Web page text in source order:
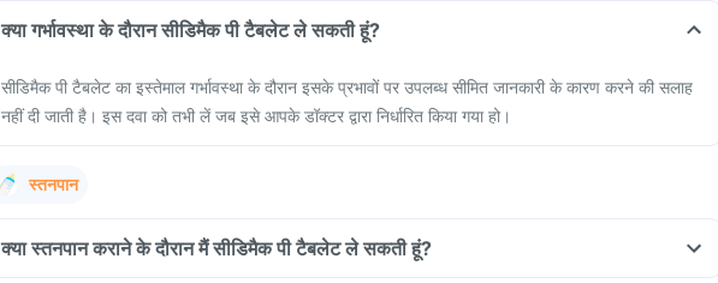
क्या गर्भावस्था के दौरान सीडिमैक पी टैबलेट ले सकती हूं?
सीडिमैक पी टैबलेट का इस्तेमाल गर्भावस्था के दौरान इसके प्रभावों पर उपलब्ध सीमित जानकारी के कारण करने की सलाह
नहीं दी जाती है। इस दवा को तभी लें जब इसे आपके डॉक्टर द्वारा निर्धारित किया गया हो।
स्तनपान
क्या स्तनपान कराने के दौरान मैं सीडिमैक पी टैबलेट ले सकती हूं?